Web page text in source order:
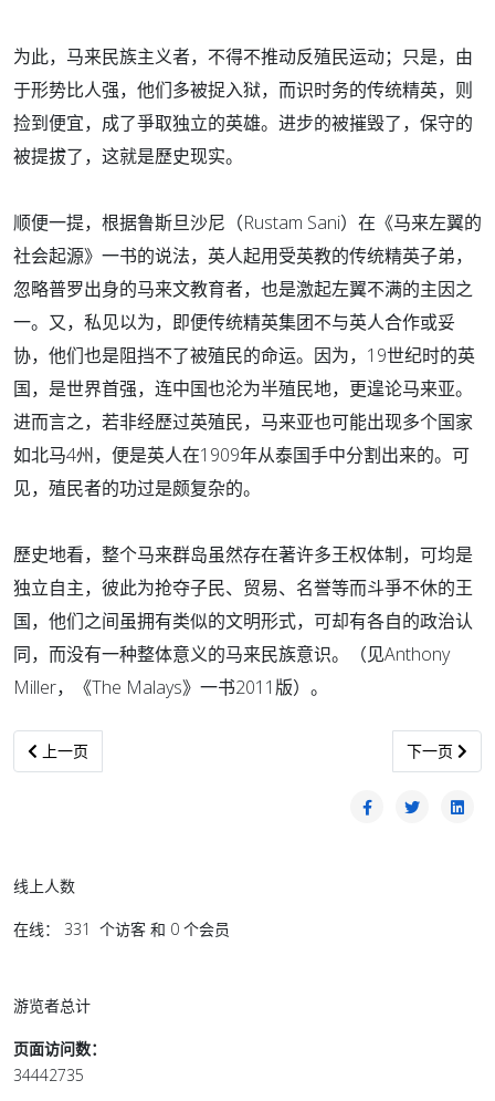
为此，马来民族主义者，不得不推动反殖民运动；只是，由
于形势比人强，他们多被捉入狱，而识时务的传统精英，则
捡到便宜，成了爭取独立的英雄。进步的被摧毁了，保守的
被提拔了，这就是歷史现实。
顺便一提，根据鲁斯旦沙尼（Rustam Sani）在《马来左翼的
社会起源》一书的说法，英人起用受英教的传统精英子弟，
忽略普罗出身的马来文教育者，也是激起左翼不满的主因之
一。又，私见以为，即便传统精英集团不与英人合作或妥
协，他们也是阻挡不了被殖民的命运。因为，19世纪时的英
国，是世界首强，连中国也沦为半殖民地，更遑论马来亚。
进而言之，若非经歷过英殖民，马来亚也可能出现多个国家
如北马4州，便是英人在1909年从泰国手中分割出来的。可
见，殖民者的功过是颇复杂的。
歷史地看，整个马来群岛虽然存在著许多王权体制，可均是
独立自主，彼此为抢夺子民、贸易、名誉等而斗爭不休的王
国，他们之间虽拥有类似的文明形式，可却有各自的政治认
同，而没有一种整体意义的马来民族意识。（见Anthony
Miller，《The Malays》一书2011版）。
上一篇文章: 霹雳原住民维护祖先习俗地
上一页 下一篇文章:
下一页
线上人数
在线： 331 个访客 和 0 个会员
游览者总计
页面访问数：
34442735